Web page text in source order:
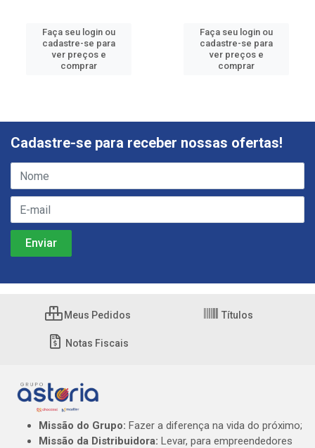
Faça seu login ou
cadastre-se para
ver preços e
comprar
Faça seu login ou
cadastre-se para
ver preços e
comprar
Cadastre-se para receber nossas ofertas!
Meus Pedidos Títulos
Notas Fiscais
Missão do Grupo: Fazer a diferença na vida do próximo;
Missão da Distribuidora: Levar, para empreendedores